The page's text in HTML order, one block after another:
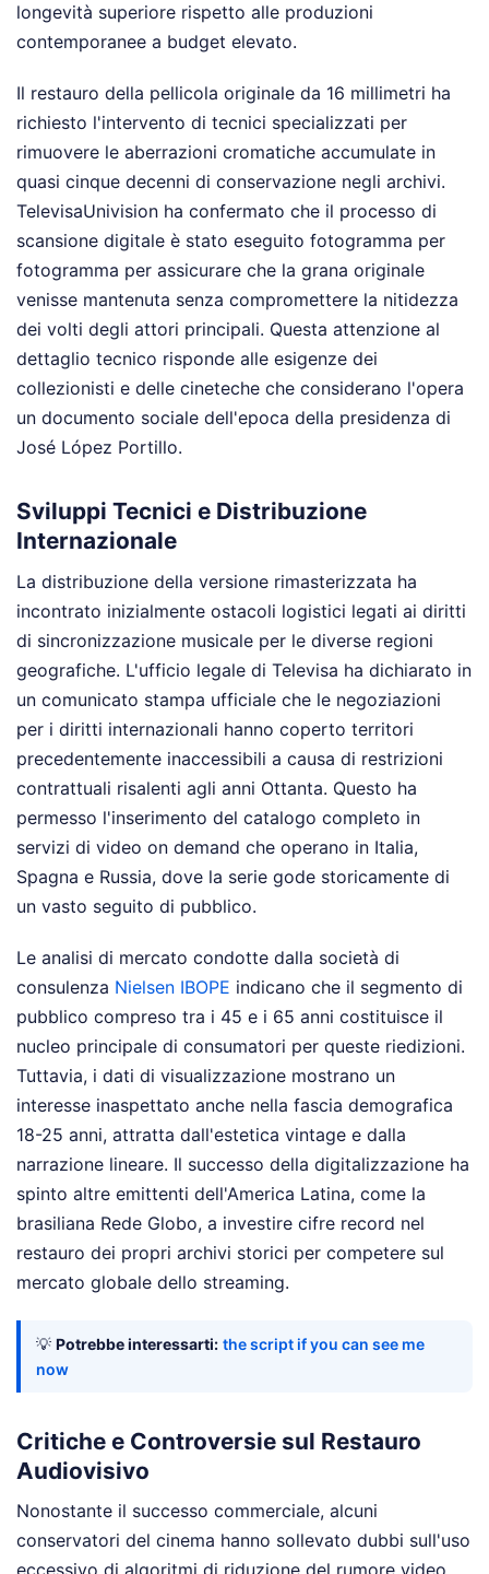
longevità superiore rispetto alle produzioni
contemporanee a budget elevato.
Il restauro della pellicola originale da 16 millimetri ha
richiesto l'intervento di tecnici specializzati per
rimuovere le aberrazioni cromatiche accumulate in
quasi cinque decenni di conservazione negli archivi.
TelevisaUnivision ha confermato che il processo di
scansione digitale è stato eseguito fotogramma per
fotogramma per assicurare che la grana originale
venisse mantenuta senza compromettere la nitidezza
dei volti degli attori principali. Questa attenzione al
dettaglio tecnico risponde alle esigenze dei
collezionisti e delle cineteche che considerano l'opera
un documento sociale dell'epoca della presidenza di
José López Portillo.
Sviluppi Tecnici e Distribuzione
Internazionale
La distribuzione della versione rimasterizzata ha
incontrato inizialmente ostacoli logistici legati ai diritti
di sincronizzazione musicale per le diverse regioni
geografiche. L'ufficio legale di Televisa ha dichiarato in
un comunicato stampa ufficiale che le negoziazioni
per i diritti internazionali hanno coperto territori
precedentemente inaccessibili a causa di restrizioni
contrattuali risalenti agli anni Ottanta. Questo ha
permesso l'inserimento del catalogo completo in
servizi di video on demand che operano in Italia,
Spagna e Russia, dove la serie gode storicamente di
un vasto seguito di pubblico.
Le analisi di mercato condotte dalla società di
consulenza Nielsen IBOPE indicano che il segmento di
pubblico compreso tra i 45 e i 65 anni costituisce il
nucleo principale di consumatori per queste riedizioni.
Tuttavia, i dati di visualizzazione mostrano un
interesse inaspettato anche nella fascia demografica
18-25 anni, attratta dall'estetica vintage e dalla
narrazione lineare. Il successo della digitalizzazione ha
spinto altre emittenti dell'America Latina, come la
brasiliana Rede Globo, a investire cifre record nel
restauro dei propri archivi storici per competere sul
mercato globale dello streaming.
💡 Potrebbe interessarti: the script if you can see me
now
Critiche e Controversie sul Restauro
Audiovisivo
Nonostante il successo commerciale, alcuni
conservatori del cinema hanno sollevato dubbi sull'uso